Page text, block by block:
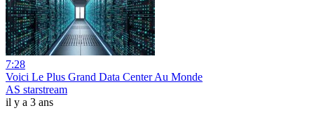
7:28
Voici Le Plus Grand Data Center Au Monde
AS starstream
il y a 3 ans